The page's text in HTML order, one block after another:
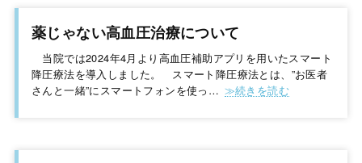
薬じゃない高血圧治療について
当院では2024年4月より高血圧補助アプリを用いたスマート
降圧療法を導入しました。 スマート降圧療法とは、”お医者
さんと一緒”にスマートフォンを使っ…